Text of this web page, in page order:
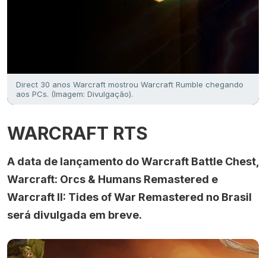
Direct 30 anos Warcraft mostrou Warcraft Rumble chegando
aos PCs. (Imagem: Divulgação).
WARCRAFT RTS
A data de lançamento do Warcraft Battle Chest,
Warcraft: Orcs & Humans Remastered e
Warcraft II: Tides of War Remastered no Brasil
será divulgada em breve.